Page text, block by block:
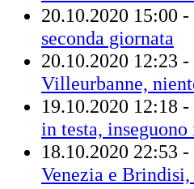
20.10.2020 15:00 -
seconda giornata
20.10.2020 12:23 -
Villeurbanne,
19.10.2020 12:18 -
in testa,
18.10.2020 22:53 -
Venezia e